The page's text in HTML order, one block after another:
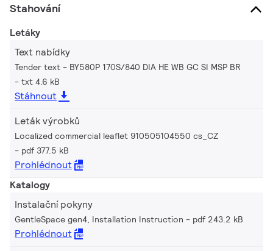
Stahování
Letáky
Text nabídky
Tender text - BY580P 170S/840 DIA HE WB GC SI MSP BR
txt 4.6 kB
Stáhnout
Leták výrobků
Localized commercial leaflet 910505104550 cs_CZ
pdf 377.5 kB
Prohlédnout
Katalogy
Instalační pokyny
GentleSpace gen4, Installation Instruction pdf 243.2 kB
Prohlédnout